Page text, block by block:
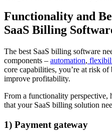
Functionality and
SaaS Billing
The best SaaS billing software
components – automation,
core capabilities, you’re at risk
improve profitability.
From a functionality perspective,
that your SaaS billing solution
1) Payment gateway